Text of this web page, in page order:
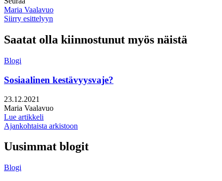
Maria Vaalavuo
Siirry esittelyyn
Saatat olla kiinnostunut myös näistä
Blogi
Sosiaalinen kestävyysvaje?
Julkaistu:
23.12.2021
Kirjoittajat:
Maria Vaalavuo
Lue artikkeli
Ajankohtaista arkistoon
Uusimmat blogit
Blogi